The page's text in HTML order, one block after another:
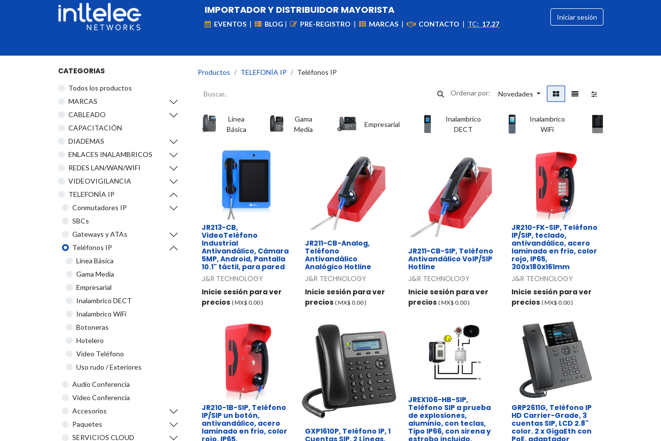
IMPORTADOR Y DISTRIBUIDOR MAYORISTA
EVENTOS | BLOG | PRE-REGISTRO | MARCAS | CONTACTO | TC: 17.27
Iniciar sesión
CATEGORIAS
Todos los productos
​MARCAS
CABLEADO
CAPACITACIÓN
DIADEMAS
ENLACES INALAMBRICOS
REDES LAN/WAN/WIFI
VIDEOVIGILANCIA
TELEFONÍA IP
Conmutadores IP
SBCs
Gateways y ATAs
Teléfonos IP
Linea Básica
Gama Media
Empresarial
Inalambrico DECT
Inalambrico WiFi
Botoneras
Hotelero
Video Teléfono
Uso rudo / Exteriores
Audio Conferencia
Video Conferencia
Accesorios
Paquetes
SERVICIOS CLOUD
Productos TELEFONÍA IP Teléfonos IP
Ordenar por: Novedades
Linea
Básica
Gama
Media
Empresarial
Inalambrico
DECT
Inalambrico
WiFi
JR213-CB,
VideoTeléfono
Industrial
Antivandálico, Cámara
5MP, Android, Pantalla
10.1" táctil, para pared
J&R TECHNOLOGY
Inicie sesión para ver
precios ( MX$ 0.00)
JR211-CB-Analog,
Teléfono
Antivandálico
Analógico Hotline
J&R TECHNOLOGY
Inicie sesión para ver
precios ( MX$ 0.00)
JR211-CB-SIP, Teléfono
Antivandálico VoIP/SIP
Hotline
J&R TECHNOLOGY
Inicie sesión para ver
precios ( MX$ 0.00)
JR210-FK-SIP, Teléfono
IP/SIP, teclado,
antivandálico, acero
laminado en frio, color
rojo, IP65,
300x180x161mm
J&R TECHNOLOGY
Inicie sesión para ver
precios ( MX$ 0.00)
JR210-1B-SIP, Teléfono
IP/SIP un botón,
antivandálico, acero
laminado en frio, color
rojo, IP65,
GXP1610P, Teléfono IP, 1
Cuentas SIP, 2 Líneas,
JREX106-HB-SIP,
Teléfono SIP a prueba
de explosiones,
aluminio, con teclas,
Tipo IP66, con sirena y
estrobo incluido,
GRP2611G, Teléfono IP
HD Carrier-Grade, 3
cuentas SIP, LCD 2.8"
color. 2 x GigaEth con
PoE, adaptador